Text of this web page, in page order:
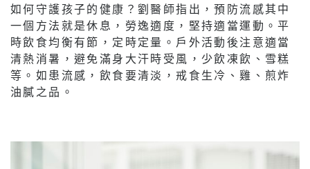
如何守護孩子的健康？劉醫師指出，預防流感其中
一個方法就是休息，勞逸適度，堅持適當運動。平
時飲食均衡有節，定時定量。戶外活動後注意適當
清熱消暑，避免滿身大汗時受風，少飲凍飲、雪糕
等。如患流感，飲食要清淡，戒食生冷、雞、煎炸
油膩之品。